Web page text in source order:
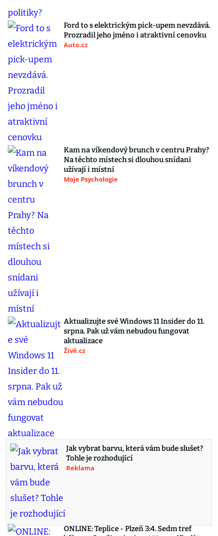
Ford to s elektrickým pick-upem nevzdává.
Prozradil jeho jméno i atraktivní cenovku
Auto.cz
Kam na víkendový brunch v centru Prahy?
Na těchto místech si dlouhou snídani
užívají i místní
Moje Psychologie
Aktualizujte své Windows 11 Insider do 11.
srpna. Pak už vám nebudou fungovat
aktualizace
Živě.cz
Jak vybrat barvu, která vám bude slušet?
Tohle je rozhodující
Reklama
ONLINE: Teplice - Plzeň 3:4. Sedm tref